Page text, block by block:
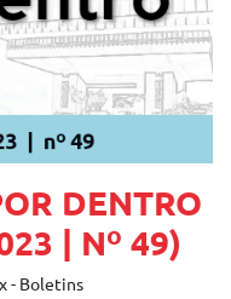
DENTRO
| Nº 49)
- Boletins